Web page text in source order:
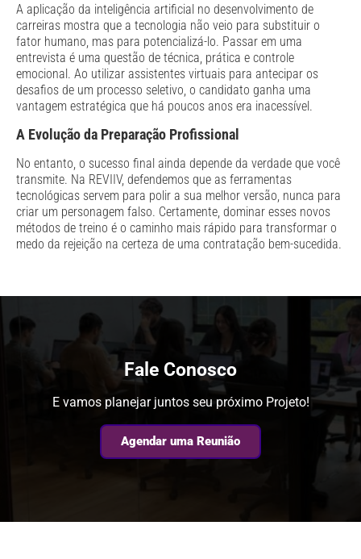
A aplicação da inteligência artificial no desenvolvimento de
carreiras mostra que a tecnologia não veio para substituir o
fator humano, mas para potencializá-lo. Passar em uma
entrevista é uma questão de técnica, prática e controle
emocional. Ao utilizar assistentes virtuais para antecipar os
desafios de um processo seletivo, o candidato ganha uma
vantagem estratégica que há poucos anos era inacessível.
A Evolução da Preparação Profissional
No entanto, o sucesso final ainda depende da verdade que você
transmite. Na REVIIV, defendemos que as ferramentas
tecnológicas servem para polir a sua melhor versão, nunca para
criar um personagem falso. Certamente, dominar esses novos
métodos de treino é o caminho mais rápido para transformar o
medo da rejeição na certeza de uma contratação bem-sucedida.
Fale Conosco
E vamos planejar juntos seu próximo Projeto!
Agendar uma Reunião